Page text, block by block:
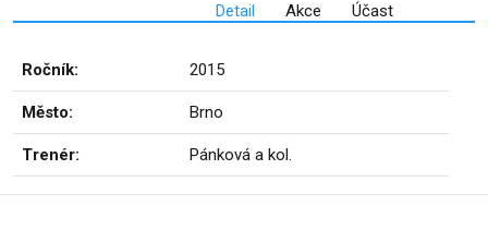
Detail Akce Účast
Ročník: 2015
Město: Brno
Trenér: Pánková a kol.